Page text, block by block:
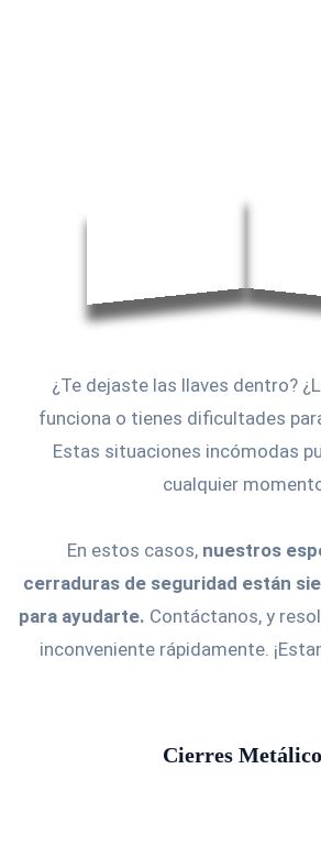
¿Te dejaste las llaves dentro?
funciona o tienes dificultades
Estas situaciones incómodas
cualquier
En estos casos, nuestros
cerraduras de seguridad están
para ayudarte. Contáctanos, y
inconveniente rápidamente.
Cierres